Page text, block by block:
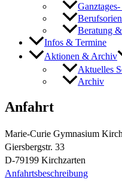
Beratung
Infos & Termine
Aktionen & Archiv
Aktuelles
Archiv
Anfahrt
Marie-Curie Gymnasium
Giersbergstr. 33
D-79199 Kirchzarten
Anfahrtsbeschreibung